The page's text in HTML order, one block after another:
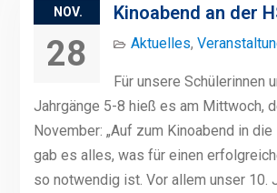
NOV.
28
Kinoabend an der
Aktuelles,
Für unsere Schülerinnen
Jahrgänge 5-8 hieß es am Mittwoch,
November: „Auf zum Kinoabend in die
gab es alles, was für einen
so notwendig ist. Vor allem unser 10.